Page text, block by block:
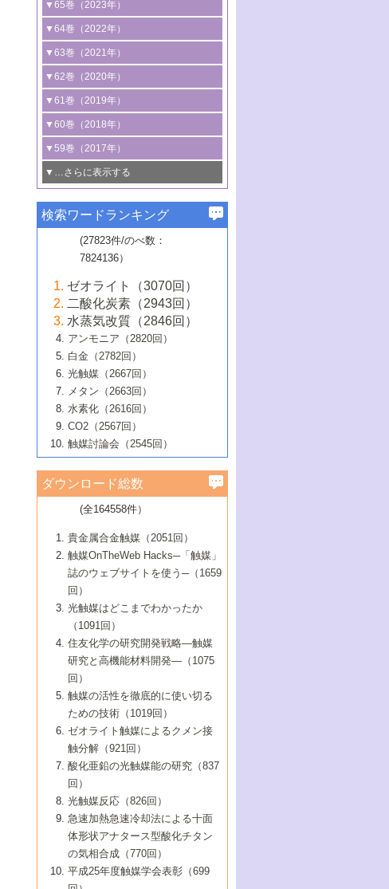
3号 有機分子変換やCO 資源化のための
光触媒に関する最近の研究
B号 第137回触媒討論会（2026年）
2号 水素製造のための水分解技術に関す
る最近の研究
3号 オレフィン系樹脂の精密合成に関す
る最新技術
4号 アルコール類の効率的変換を実現す
る非貴金属触媒の研究動向
5号 ゼオライトの合成と応用における研
究動向
6号 ヘテロ接合界面
B号 第135回触媒討論会（2025年）
1号 低次元ナノ構造を有する触媒材料
2号 規制反応場を活用した固体触媒研究
の新展開
3号 未踏分子変換を目指した酸化触媒プ
ロセスの最前線
4号 シンクロトロン放射光および中性子
線を利用した触媒解析技術の最先端
5号 単原子触媒
6号 参照触媒委員会からのお知らせ
B号 第133回触媒討論会（2023年）
▼65巻（2023年）
1号 炭素が関わる触媒機能
2号 プラスチックケミカルリサイクルの
ための触媒技術
3号 非酸化物系金属化合物を基盤とした
触媒材料の開発
4号 格子酸素・格子酸素欠陥を利用した
触媒反応
5号 生体触媒によるエネルギー変換反応
6号 窒素とリンの循環のための触媒・機
能性材料
▼64巻（2022年）
1号 合成ガス製造とCOを用いるケミカル
ズ合成の最新動向
2号 化学品合成のための合金触媒開発
3号 CO の排出削減および有効活用のた
めの触媒技術
4号 若手による情報発信企画～とびたて
若き触媒の研究者たち～（1）
若き触媒の研究者たち～（2）
6号 石油のノーブル・ユースを志向した
触媒技術
大学：オンライン・対面開催）
▼63巻（2021年）
1号 金触媒の新展開
2号 ペロブスカイト
3号 特殊反応場を利用した触媒的分子変
換反応
4号 多孔質材料を用いた触媒の新展開
5号 情報学的手法を用いた触媒開発
6号 カーボンニュートラルに向けた電解
技術
B号 第127回触媒討論会（2021年・オン
ライン開催(Zoom)のみ）
▼62巻（2020年）
1号 触媒設計を拓く欠陥構造のキャラク
タリゼーション
2号 機能化学品製造に資するクリーンな
触媒的酸化反応
3号 水処理のための触媒化学
4号 光触媒を用いた水分解の最新の研究
動向
5号 次世代の触媒プロセスを支えるマイ
6号 メタン転換技術の最新動向
B号 第125回触媒討論会（2020年・工学
院大学）
▼61巻（2019年）
1号 物質移動制御に着目した触媒プロセ
ス開発
2号 CO2 フリー水素サプライチェーンに
関わる触媒開発動向
3号 精密高分子合成に関する最近の研究
動向
4号 バイオマス化成品製造のための触媒
5号 固体触媒による含窒素有機化合物変
換の最前線
6号 貴金属使用量低減に向けた自動車排
ガス浄化触媒の開発
B号 第123回触媒討論会（2019年・大阪
▼60巻（2018年）
1号 固体酸触媒の最新の研究動向
2号 二酸化炭素からの有用化学品合成
3号 ナノ粒子・クラスター触媒の最前線
4号 60周年記念企画
5号 進化するゼオライト合成技術
6号 非貴金属系触媒における電気化学的
B号 第121回触媒討論会（2018年・東京
大学）
▼59巻（2017年）
1号 いたるところに，触媒
最先端技術
3号 無機分離膜材料の開発と触媒反応プ
ロセスへの適用
5号 水素のふるまいを解き明かす最先端
研究
6号 低級アルカンの有効利用のための触
媒技術
B号 第119回触媒討論会（2017年・首都
大学東京）
▼…さらに表示する
1号 ユニークな構造の高分子を生み出す触
2号 リグニンからの化成品製造に向けた触
媒技術
3号 触媒研究の最先端～とびたて若き研究
者たち～（1）
4号 触媒研究の最先端～とびたて若き研究
者たち～（2）
5号 触媒研究の最先端～とびたて若き研究
者たち～（3）
6号 イオニクス材料と燃料電池・電解合成
の最新の研究動向
B号 第117回触媒討論会（2016年・大阪府
立大学）
▼57巻（2015年）
1号 水素キャリアにかかわる触媒技術の新
2号 石油精製用触媒の最近の進展
3号 固体酸化物形燃料電池（SOFC）におけ
るアノード触媒上での燃料直接改質技術
4号 コアシェル構造の制御による触媒機能
5号 工業触媒およびその周辺技術の最近の
進歩
6号 ナノシート
B号 第115回触媒討論会（2015年・成蹊大
▼56巻（2014年）
2号 光触媒反応機構に関する最新の研究動
向
開発動向
4号 人工光合成に向けた近年のアプローチ
5号 未利用熱エネルギーの有効活用に貢献
する触媒技術
6号 ポリオキソメタレート
B号 第113回触媒討論会（2014年・ロワジ
ールホテル豊橋）
1号 高耐久性燃料電池システム用触媒にお
ける新展開
2号 リビングラジカル重合の最近の動向
3号 天然ガスの化学工業的展開に関する触
媒技術
4号 貴金属触媒の精密構造制御とその活用
5号 バイオマス化成品製造のための固体触
6号 ナノ空間─吸着状態解析から新機能開拓
B号 第111回触媒討論会（2013年・関西大
▼54巻（2012年）
1号 規則性多孔体の利用技術における最近
の進歩
2号 第109回触媒討論会
3号 貴金属低減技術の最新動向
4号 貴金属代替技術の最新動向
5号 光触媒による物質変換反応の新展開
6号 グラフェン
7号 水素を利用する化成品合成の新潮流
▼53巻（2011年）
1号 金属学から見る合金触媒の新展開
2号 第107回触媒討論会
3号 触媒のその場観察法の進歩（１）
4号 触媒のその場観察法の進歩（２）
5号 不活性結合の触媒的活性化による有機
合成
6号 新しい固体酸触媒技術
7号 ゼオライト合成における最近の進歩
▼52巻（2010年）
1号 触媒の劣化対策と長寿命触媒開発
2号 第105回触媒討論会
3号 ナノ構造が拓く新機能
4号 活性サイトおよびその環境の精密な設
計による触媒の高機能化
5号 触媒を有効に使うための技術
7号 有機分子触媒による精密有機合成
8号 高機能化ポリオレフィンに向けた重合
触媒の最近の進展
1号 炭素材料－熱い注目を集める材料－
2号 第103回触媒討論会
3号 環境浄化用光触媒の現状と課題
4号 水素社会の実現に向けた水素製造・貯
蔵技術の進歩
5号 CO2が関わる触媒・材料
7号 持続可能社会実現のための触媒および
触媒関連技術
▼50巻（2008年）
1号 触媒化学と学会のこの10年，半世紀，
そして未来
2号 第101回触媒討論会
4号 錯体を利用したユニークな表面構造の
構築と機能
5号 若手会員による触媒研究の未来展望1：
企業編
6号 第102回触媒討論会
7号 触媒・化学反応における計算化学の進
8号 若手研究者による触媒研究の未来展望
2：大学・研究所編
▼49巻（2007年）
1号 含フッ素化合物の合成と触媒
2号 第99回触媒討論会
3号 実用的ファインケミカル合成プロセス
を実現する触媒
5号 こんな物質，あんな物質―新たな触媒
の可能性―
7号 『結晶の化学』を活かした触媒研究
8号 イオン液体の応用
▼48巻（2006年）
1号 固体酸触媒の最近の進歩
2号 第97回触媒討論会
3号 リビング重合触媒の最近の展開
5号 水素製造・貯蔵のための触媒技術の新
しい展開
6号 第98回触媒討論会
7号 基礎化学品製造の触媒技術
8号 多機能型リアクター
1号 最近の触媒担体とその効果
2号 第95回触媒討論会
4号 水分解用光触媒材料
5号 時間分解分光の進歩と応用
6号 第96回触媒討論会
8号 超臨界流体を用いた化学プロセスの新
▼46巻（2004年）
1号 部分酸化反応触媒の最前線
2号 第93回触媒討論会
3号 特殊エネルギー場の触媒反応
4号 生体内における金属の触媒作用
5号 ファインケミカルズの展開に寄与する
6号 第94回触媒討論会
7号 サブナノレベルでみた新しい表面現象
8号 オレフィン重合触媒の新たな展
▼45巻（2003年）
1号 なぜこの触媒が良いのか？
2号 第91回触媒討論会
3号 最近の自動車排ガス処理技術
4号 触媒研究の現状と将来─第90回触媒討論
5号 基礎化学品製造の触媒技術
6号 第92回触媒討論会
7号 基礎化学品製造の触媒技術
8号 資源の循環と触媒技術
▼44巻（2002年）
1号 高次制御された触媒の化学
2号 第89回触媒討論会
3号 触媒を利用した電気化学の新展開
4号 ナノ材料の調製と機能化
5号 こんな触媒が欲しい
6号 第90回触媒討論会
7号 触媒研究と学術雑誌/情報
8号 若い世代からみた触媒化学の現状と未
▼43巻（2001年）
1号 グリーンケミストリーと触媒
2号 第87回触媒討論会特集号
3号 生体触媒とバイオプロセス
4号 水素製造・利用の触媒化学
5号 触媒研究における新しい切り口：コン
ビナトリアルケミストリー
6号 第88回触媒討論会特集号
7号 企業における触媒研究のブレークスル
8号 この材料を触媒として使ってみません
▼42巻（2000年）
1号 触媒反応工学の明日を拓く
2号 第85回触媒討論会
3号 反応ダイナミクス
5号 触媒のおもしろさをどのように伝える
6号 第86回触媒討論会
7号 水素化精製触媒の新しい展開
8号 新しい反応性と機能性を目指した金属
クラスタ-化学
▼41巻（1999年）
1号 孔、穴、あな?-特異な空間とその利用-
2号 第83回触媒討論会
3号 均一系触媒反応最前線
4号 実用炭素材料の新展開
5号 研究の方法論を考える
7号 機能性金属材料と触媒
8号 触媒研究へのNMRの応用と展望
▼40巻（1998年）
進展と21世紀への提言/創立40周年記念・触
媒学会この10年の歩みとこれから/創立40周
2号 第81回触媒討論会
3号 計算機触媒化学へのさそい
4号 触媒劣化の制御と予測
5号 最新の実用プロセスと触媒
6号 第82回触媒討論会
7号 ナノ構造体の化学
8号 あの反応は今
1号 均一系と不均一系触媒反応-その特徴と
接点
2号 第79回触媒討論会
3号 最新NO除去触媒の実用化研究
4号 新しい反応場を目指した触媒調製
5号 反応・分離技術の新しい展開
6号 第80回触媒討論会
8号 AFMでみる世界
▼38巻（1996年）
1号 触媒の構造と触媒作用/C1化学を中心と
する21世紀への触媒
3号 オリンピックメダル:金・銀・銅はどん
な触媒作用を示すか
4号 触媒作用における機能の複合化
5号 未来を拓け！若手研究者
6号 第78回触媒討論会
7号 ダイナミックな領域への触媒研究の展
開/C1化学を中心とする21世紀への触媒
▼37巻（1995年）
1号 ファインケミカルズと固体触媒
2号 第75回触媒討論会
3号 希土類を利用した触媒
4号 触媒とリサイクル
5号 エネルギー変換触媒
6号 第76回触媒討論会
7号 表面吸着相の新しい展開
8号 マイクロポーラス・クリスタル触媒の
▼36巻（1994年）
1号 電気化学と触媒
2号 第73回触媒討論会
3号 C4化学の展開
4号 《通常号》
5号 《通常号》
6号 第74回触媒討論会
▼35巻（1993年）
1号 工業触媒開発マニュアル―探索から工
業化まで
2号 第71回触媒討論会
3号 研究開発のうらおもて―着想と展開
4号 触媒劣化と寿命の予測
5号 環境に優しい触媒
▼34巻（1992年）
1号 インパクトを与えたこの研究
2号 第69回触媒討論会
3号 ケミカルズ合成触媒―新しい展開と応
▼33巻（1991年）
1号 触媒プロセス開発マニュアル―探索か
ら工業化まで，知っておきたいこと PartII
2号 第67回触媒討論会
▼32巻（1990年）
1号 21世紀に向けて触媒研究の飛躍をめざ
す―触媒化学の裾野を広げよう
2号 第65回触媒討論会
▼31巻（1989年）
1号 情報科学と反応設計・材料設計
▼30巻（1988年）
検索ワードランキング
(27823件/のべ数：
7824136）
ゼオライト（3070回）
二酸化炭素（2943回）
水蒸気改質（2846回）
アンモニア（2820回）
白金（2782回）
光触媒（2667回）
メタン（2663回）
水素化（2616回）
CO2（2567回）
触媒討論会（2545回）
ダウンロード総数
(全164558件）
貴金属合金触媒（2051回）
触媒OnTheWeb Hacks─「触媒」
誌のウェブサイトを使う─（1659
回）
光触媒はどこまでわかったか
（1091回）
住友化学の研究開発戦略―触媒
研究と高機能材料開発―（1075
回）
触媒の活性を徹底的に使い切る
ための技術（1019回）
ゼオライト触媒によるクメン接
触分解（921回）
酸化亜鉛の光触媒能の研究（837
回）
光触媒反応（826回）
急速加熱急速冷却法による十面
体形状アナタース型酸化チタン
の気相合成（770回）
平成25年度触媒学会表彰（699